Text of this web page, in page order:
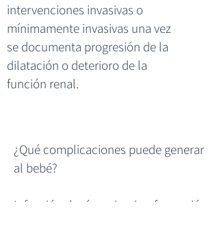
intervenciones invasivas o
mínimamente invasivas una vez
se documenta progresión de la
dilatación o deterioro de la
función renal.
¿Qué complicaciones puede generar
al bebé?
Infección de vías urinarias, formación